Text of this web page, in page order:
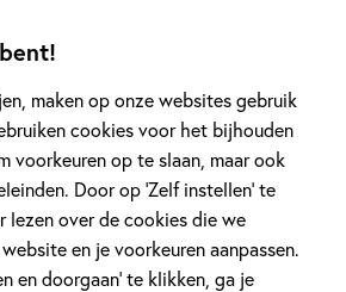
maken op onze websites gebruik
cookies voor het bijhouden
voorkeuren op te slaan, maar ook
Door op ‘Zelf instellen’ te
lezen over de cookies die we
en je voorkeuren aanpassen.
en doorgaan’ te klikken, ga je
27 FEBRUARI 2026
Ons
regent ganzen’
Lees meer